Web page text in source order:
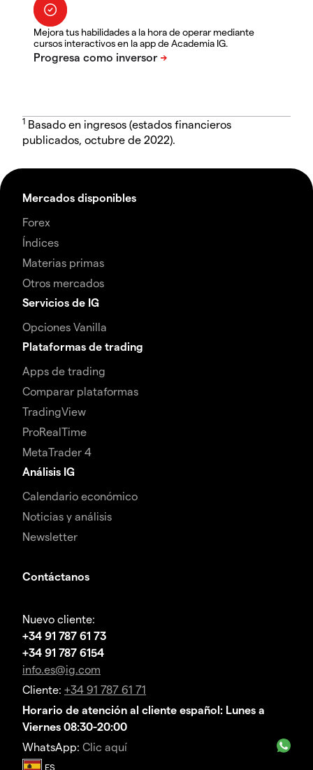
Mejora tus habilidades a la hora de operar mediante
cursos interactivos en la app de Academia IG.
1 Basado en ingresos (estados financieros
publicados, octubre de 2022).
Mercados disponibles
Forex
Índices
Materias primas
Otros mercados
Servicios de IG
Opciones Vanilla
Plataformas de trading
Apps de trading
Comparar plataformas
TradingView
ProRealTime
MetaTrader 4
Análisis IG
Calendario económico
Noticias y análisis
Newsletter
Contáctanos
Nuevo cliente:
+34 91 787 61 73
+34 91 787 6154
info.es@ig.com
Cliente: +34 91 787 61 71
Horario de atención al cliente español: Lunes a
Viernes 08:30-20:00
WhatsApp: Clic aquí